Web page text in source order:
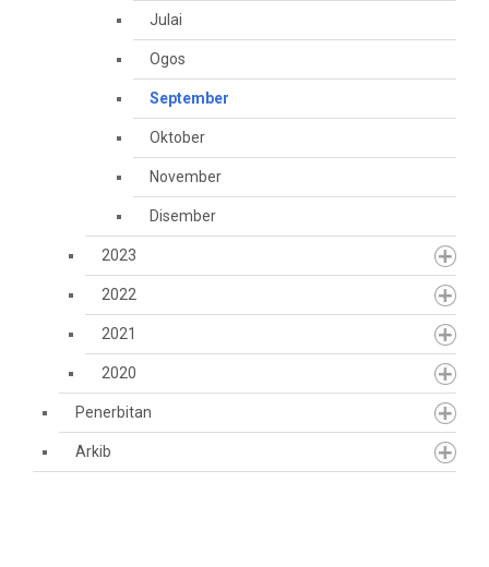
Julai
Ogos
September
Oktober
November
Disember
2023
2022
2021
2020
Penerbitan
Arkib